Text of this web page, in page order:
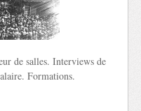
de salles. Interviews de
Formations.